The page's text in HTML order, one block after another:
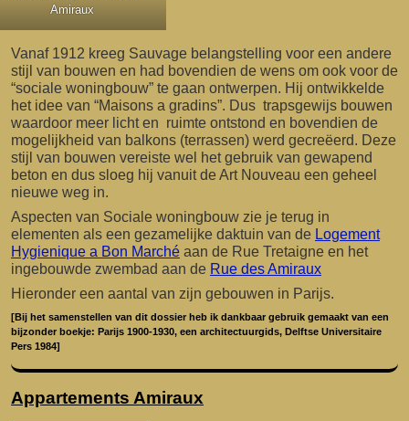
Amiraux
Vanaf 1912 kreeg Sauvage belangstelling voor een andere
stijl van bouwen en had bovendien de wens om ook voor de
“sociale woningbouw” te gaan ontwerpen. Hij ontwikkelde
het idee van “Maisons a gradins”. Dus trapsgewijs bouwen
waardoor meer licht en ruimte ontstond en bovendien de
mogelijkheid van balkons (terrassen) werd gecreëerd. Deze
stijl van bouwen vereiste wel het gebruik van gewapend
beton en dus sloeg hij vanuit de Art Nouveau een geheel
nieuwe weg in.
Aspecten van Sociale woningbouw zie je terug in
elementen als een gezamelijke daktuin van de Logement
Hygienique a Bon Marché aan de Rue Tretaigne en het
ingebouwde zwembad aan de Rue des Amiraux
Hieronder een aantal van zijn gebouwen in Parijs.
[Bij het samenstellen van dit dossier heb ik dankbaar gebruik gemaakt van een
bijzonder boekje: Parijs 1900-1930, een architectuurgids, Delftse Universitaire
Pers 1984]
Appartements Amiraux